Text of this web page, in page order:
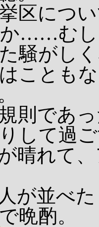
区につ
……むし
騒がし
ことも
則であ
して過
晴れて
が並べ
晩酌。